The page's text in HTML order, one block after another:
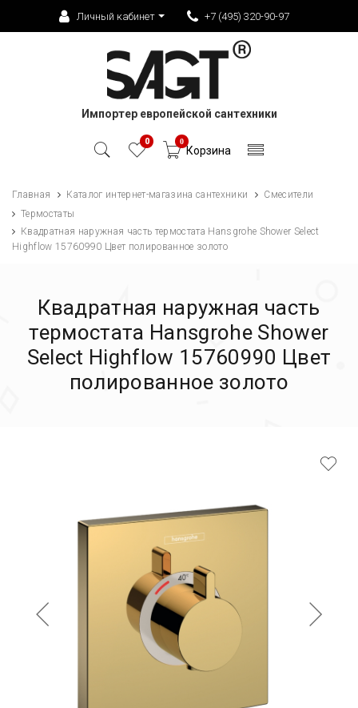
Личный кабинет +7 (495) 320-90-97
Импортер европейской сантехники
0 0
Корзина
Главная Каталог интернет-магазина сантехники
Смесители
Термостаты
Квадратная наружная часть термостата Hansgrohe Shower Select
Highflow 15760990 Цвет полированное золото
Квадратная наружная часть
термостата Hansgrohe Shower
Select Highflow 15760990 Цвет
полированное золото